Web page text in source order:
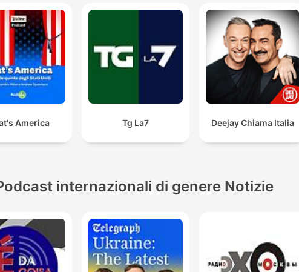
America Tg La7 Deejay Chiama Italia
internazionali di genere Notizie